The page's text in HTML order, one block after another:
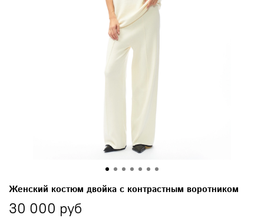
Женский костюм двойка с контрастным воротником
30 000 руб